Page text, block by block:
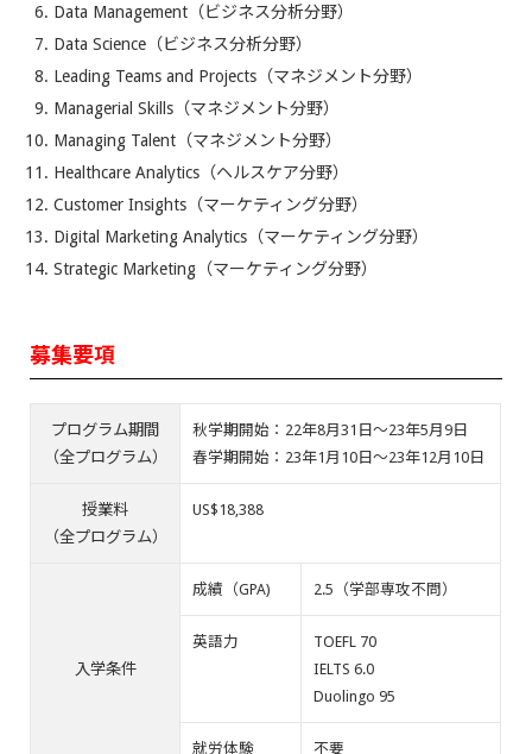
Data Management（ビジネス分析分野）
Data Science（ビジネス分析分野）
Leading Teams and Projects（マネジメント分野）
Managerial Skills（マネジメント分野）
Managing Talent（マネジメント分野）
Healthcare Analytics（ヘルスケア分野）
Customer Insights（マーケティング分野）
Digital Marketing Analytics（マーケティング分野）
Strategic Marketing（マーケティング分野）
募集要項
プログラム期間
（全プログラム）
秋学期開始：22年8月31日～23年5月9日
春学期開始：23年1月10日～23年12月10日
授業料
（全プログラム）
US$18,388
入学条件
成績（GPA) 2.5（学部専攻不問）
英語力
TOEFL 70
IELTS 6.0
Duolingo 95
就労体験 不要